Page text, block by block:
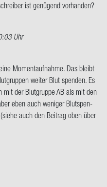
ist ge­nü­gend vor­han­den?
Uhr
Mo­ment­auf­nah­me. Das bleibt
wei­ter Blut spen­den. Es
mit der Blut­grup­pe AB als mit den
eben auch we­ni­ger Blut­spen­
auch den Bei­trag oben über